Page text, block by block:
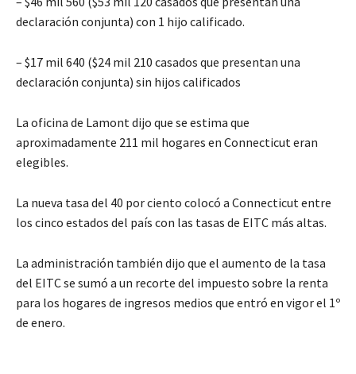
declaración conjunta) con 1 hijo calificado.
– $17 mil 640 ($24 mil 210 casados que presentan una
declaración conjunta) sin hijos calificados
La oficina de Lamont dijo que se estima que
aproximadamente 211 mil hogares en Connecticut eran
elegibles.
La nueva tasa del 40 por ciento colocó a Connecticut entre
los cinco estados del país con las tasas de EITC más altas.
La administración también dijo que el aumento de la tasa
del EITC se sumó a un recorte del impuesto sobre la renta
para los hogares de ingresos medios que entró en vigor el 1º
de enero.